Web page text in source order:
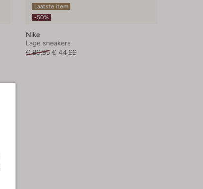
Laatste item
-50%
Nike
Lage sneakers
€ 89,95 € 44,99